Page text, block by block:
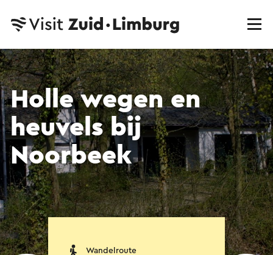
Holle wegen en
heuvels bij
Noorbeek
Wandelroute